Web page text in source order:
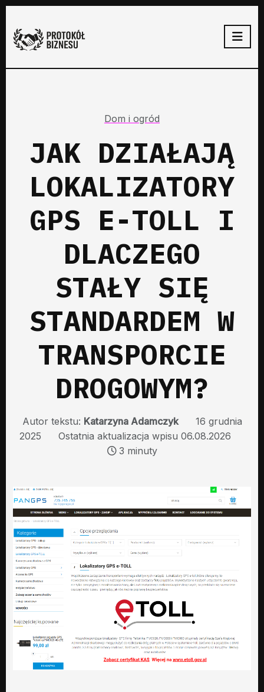
Dom i ogród
JAK DZIAŁAJĄ
LOKALIZATORY
GPS E-TOLL I
DLACZEGO
STAŁY SIĘ
STANDARDEM W
TRANSPORCIE
DROGOWYM?
Autor tekstu: Katarzyna Adamczyk
16 grudnia
2025
Ostatnia aktualizacja wpisu 06.08.2026
3 minuty